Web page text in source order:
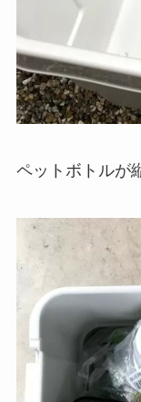
ペットボトルが